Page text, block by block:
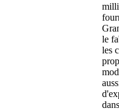
le
les